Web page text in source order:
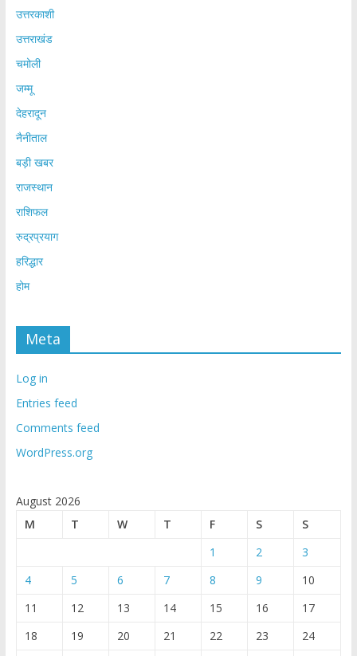
उत्तरकाशी
उत्तराखंड
चमोली
जम्मू
देहरादून
नैनीताल
बड़ी खबर
राजस्थान
राशिफल
रुद्रप्रयाग
हरिद्धार
होम
Meta
Log in
Entries feed
Comments feed
WordPress.org
August 2026
M
T W T F S
S
1
2
3
4
5 6 7 8 9
10
11
12 13 14 15 16
17
18
19 20 21 22 23
24